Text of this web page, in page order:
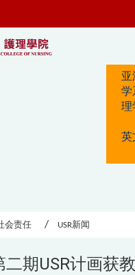
亚
学
理
英
会责任 USR新闻
期USR计画获